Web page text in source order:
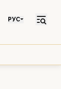
РУС